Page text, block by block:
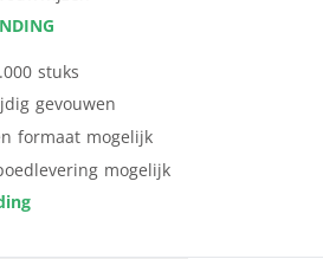
Trespa
Verkiezingsborden
stuks
gevouwen
formaat mogelijk
mogelijk